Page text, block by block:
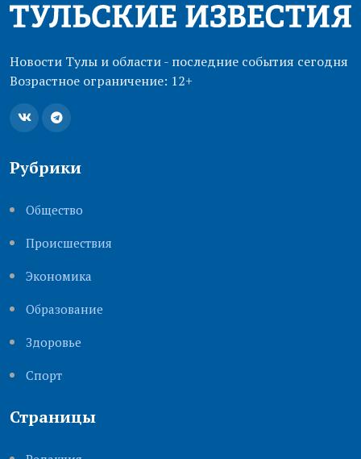
Новости Тулы и области - последние события сегодня
Возрастное ограничение: 12+
Рубрики
Общество
Происшествия
Экономика
Образование
Здоровье
Cпорт
Страницы